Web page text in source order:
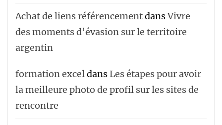
Achat de liens référencementdansVivre
des moments d’évasion sur le territoire
argentin
formation exceldans Les étapes pour avoir
la meilleure photo de profil sur les sites de
rencontre